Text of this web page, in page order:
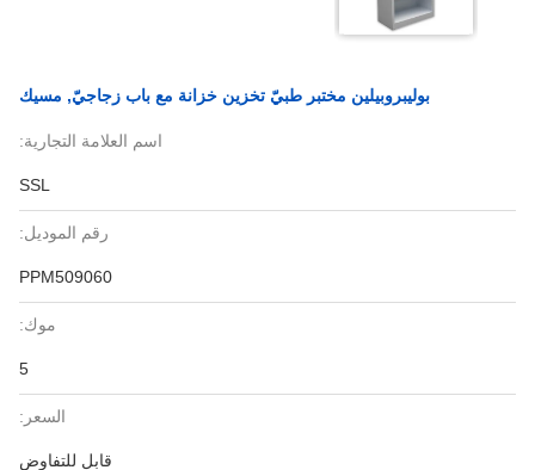
بوليبروبيلين مختبر طبيّ تخزين خزانة مع باب زجاجيّ, مسيك
اسم العلامة التجارية:
SSL
رقم الموديل:
PPM509060
موك:
5
السعر:
قابل للتفاوض